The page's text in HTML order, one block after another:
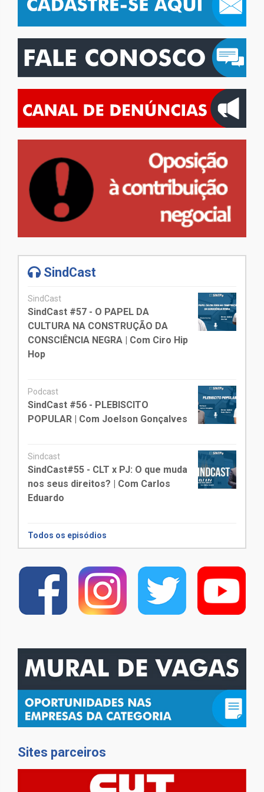
SindCast
SindCast
SindCast #57 - O PAPEL DA
CULTURA NA CONSTRUÇÃO DA
CONSCIÊNCIA NEGRA | Com Ciro Hip
Hop
Podcast
SindCast #56 - PLEBISCITO
POPULAR | Com Joelson Gonçalves
Sindcast
SindCast#55 - CLT x PJ: O que muda
nos seus direitos? | Com Carlos
Eduardo
Todos os episódios
Sites parceiros